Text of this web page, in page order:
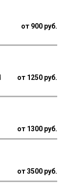
от 900 руб.
от 1250 руб.
от 1300 руб.
от 3500 руб.